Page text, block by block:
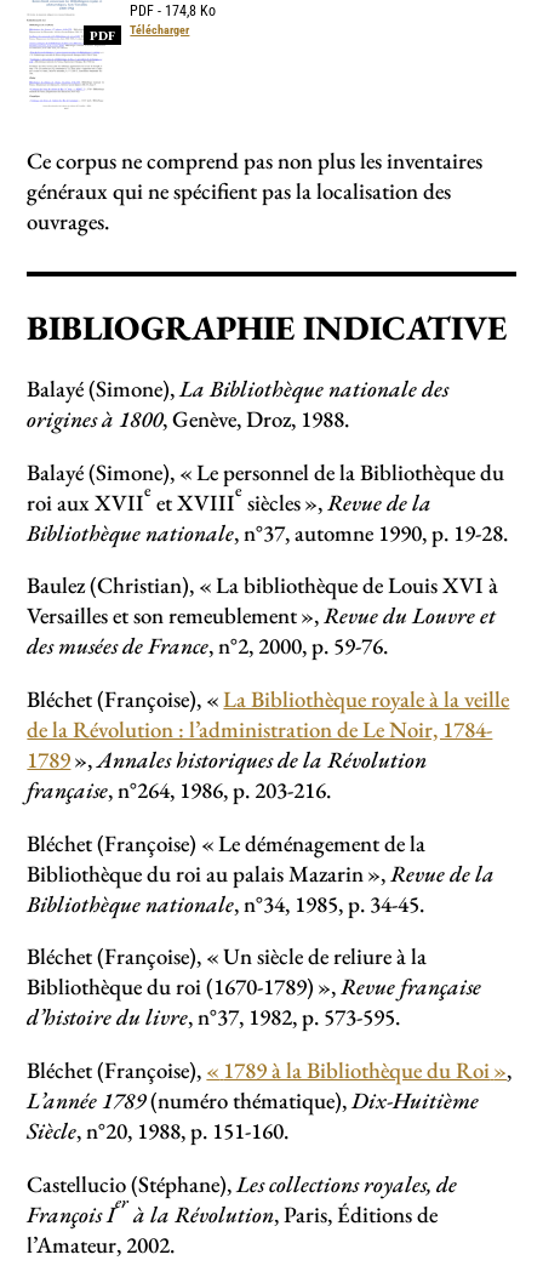
PDF
PDF - 174,8 Ko
Télécharger
Ce corpus ne comprend pas non plus les inventaires
généraux qui ne spécifient pas la localisation des
ouvrages.
BIBLIOGRAPHIE INDICATIVE
Balayé (Simone),La Bibliothèque nationale des
origines à 1800, Genève, Droz, 1988.
Balayé (Simone), «Le personnel de la Bibliothèque du
roi aux XVIIe et XVIIIe siècles»,Revue de la
Bibliothèque nationale, n°37, automne 1990, p. 19-28.
Baulez (Christian), «La bibliothèque de Louis XVI à
Versailles et son remeublement»,Revue du Louvre et
des musées de France, n°2, 2000, p. 59-76.
Bléchet (Françoise), «La Bibliothèque royale à la veille
de la Révolution : l’administration de Le Noir, 1784-
1789»,Annales historiques de la Révolution
française, n°264, 1986, p. 203-216.
Bléchet (Françoise) «Le déménagement de la
Bibliothèque du roi au palais Mazarin»,Revue de la
Bibliothèque nationale, n°34, 1985, p. 34-45.
Bléchet (Françoise), «Un siècle de reliure à la
Bibliothèque du roi (1670-1789) »,Revue française
d’histoire du livre, n°37, 1982, p. 573-595.
Bléchet (Françoise), « 1789 à la Bibliothèque du Roi»,
L’année 1789(numéro thématique),Dix-Huitième
Siècle, n°20, 1988, p. 151-160.
Castellucio (Stéphane),Les collections royales, de
François Ierà la Révolution, Paris, Éditions de
l’Amateur, 2002.